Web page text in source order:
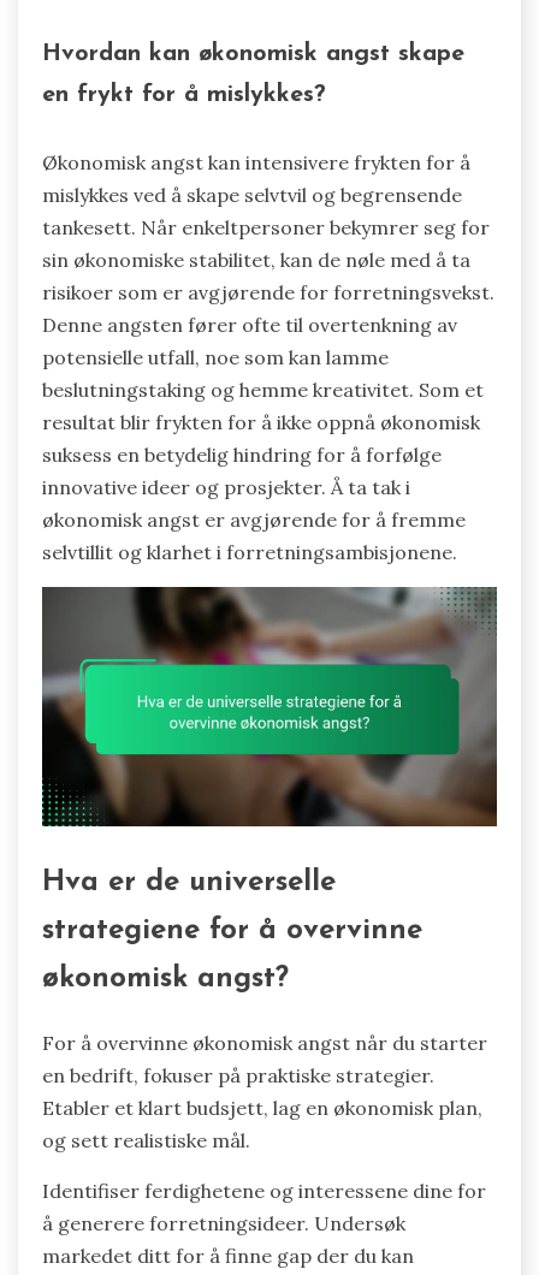
Hvordan kan økonomisk angst skape
en frykt for å mislykkes?
Økonomisk angst kan intensivere frykten for å
mislykkes ved å skape selvtvil og begrensende
tankesett. Når enkeltpersoner bekymrer seg for
sin økonomiske stabilitet, kan de nøle med å ta
risikoer som er avgjørende for forretningsvekst.
Denne angsten fører ofte til overtenkning av
potensielle utfall, noe som kan lamme
beslutningstaking og hemme kreativitet. Som et
resultat blir frykten for å ikke oppnå økonomisk
suksess en betydelig hindring for å forfølge
innovative ideer og prosjekter. Å ta tak i
økonomisk angst er avgjørende for å fremme
selvtillit og klarhet i forretningsambisjonene.
Hva er de universelle
strategiene for å overvinne
økonomisk angst?
For å overvinne økonomisk angst når du starter
en bedrift, fokuser på praktiske strategier.
Etabler et klart budsjett, lag en økonomisk plan,
og sett realistiske mål.
Identifiser ferdighetene og interessene dine for
å generere forretningsideer. Undersøk
markedet ditt for å finne gap der du kan